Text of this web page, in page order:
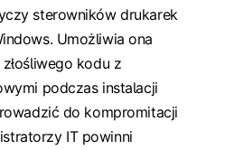
sterowników drukarek
Umożliwia ona
kodu z
podczas instalacji
do kompromitacji
IT powinni